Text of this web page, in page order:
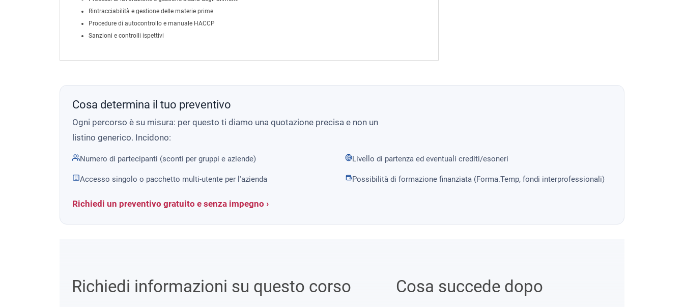
Rintracciabilità e gestione delle materie prime
Procedure di autocontrollo e manuale HACCP
Sanzioni e controlli ispettivi
Cosa determina il tuo preventivo
Ogni percorso è su misura: per questo ti diamo una quotazione precisa e non un
listino generico. Incidono:
Numero di partecipanti (sconti per gruppi e aziende) Livello di partenza ed eventuali crediti/esoneri
Accesso singolo o pacchetto multi-utente per l'azienda Possibilità di formazione finanziata (Forma.Temp, fondi interprofessionali)
Richiedi un preventivo gratuito e senza impegno ›
Richiedi informazioni su questo corso Cosa succede dopo